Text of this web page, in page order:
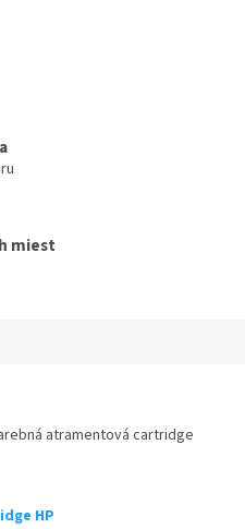
miest
atramentová cartridge
HP